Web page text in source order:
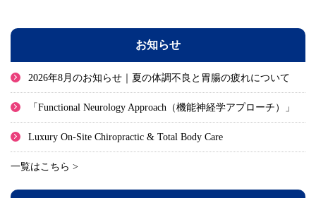
お知らせ
2026年8月のお知らせ｜夏の体調不良と胃腸の疲れについて
「Functional Neurology Approach（機能神経学アプローチ）」
Luxury On-Site Chiropractic & Total Body Care
一覧はこちら >